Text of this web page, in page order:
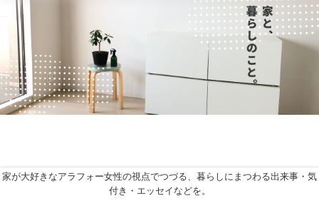
家が大好きなアラフォー女性の視点でつづる、暮らしにまつわる出来事・気
付き・エッセイなどを。